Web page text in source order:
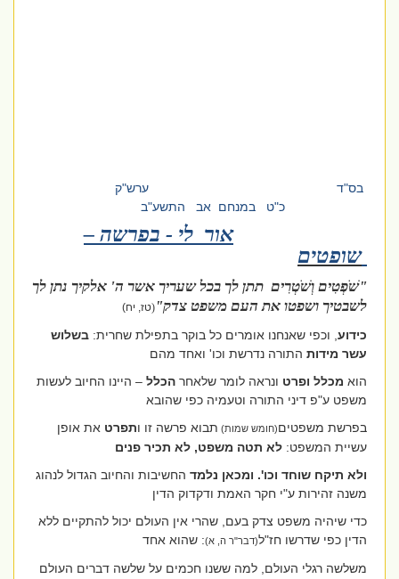
בס"ד
ערש"ק
כ"ט במנחם אב התשע"ב
אור לי - בפרשה –
שופטים
"שֹׁפְטִים וְשֹׁטְרִים תתן לך בכל שעריך אשר ה' אלקיך נתן לך
לשבטיך ושפטו את העם משפט צדק"(טז, יח)
כידוע, וכפי שאנחנו אומרים כל בוקר בתפילת שחרית:בשלוש
עשר מידותהתורה נדרשת וכו' ואחד מהם
הואמכלל ופרטונראה לומר שלאחרהכלל– היינו החיוב לעשות
משפט ע"פ דיני התורה וטעמיה כפי שהובא
בפרשת משפטים(חומש שמות)תבוא פרשה זו ותפרטאת אופן
עשיית המשפט:לא תטה משפט, לא תכיר פנים
ולא תיקח שוחד וכו'. ומכאן נלמדהחשיבות והחיוב הגדול לנהוג
משנה זהירות ע"י חקר האמת ודקדוק הדין
כדי שיהיה משפט צדק בעם, שהרי אין העולם יכול להתקיים ללא
הדיןכפי שדרשו חז"ל(דבר"ר ה, א) : שהוא אחד
משלשה רגלי העולם, למה ששנו חכמים על שלשה דברים העולם